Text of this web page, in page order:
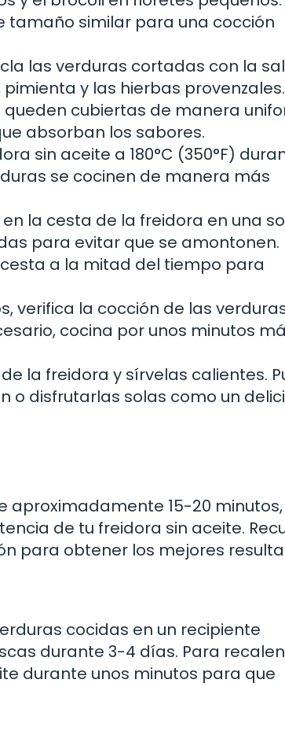
tamaño similar para una cocción
las verduras cortadas con la
y las hierbas provenzales.
cubiertas de manera
absorban los sabores.
sin aceite a 180°C (350°F)
se cocinen de manera más
la cesta de la freidora en una
para evitar que se amontonen.
a la mitad del tiempo para
verifica la cocción de las
cocina por unos minutos
la freidora y sírvelas calientes.
o disfrutarlas solas como un
aproximadamente 15-20 minutos,
de tu freidora sin aceite.
para obtener los mejores
cocidas en un recipiente
durante 3-4 días. Para
durante unos minutos para que